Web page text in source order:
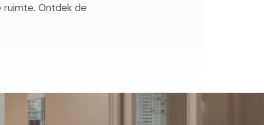
ruimte. Ontdek de